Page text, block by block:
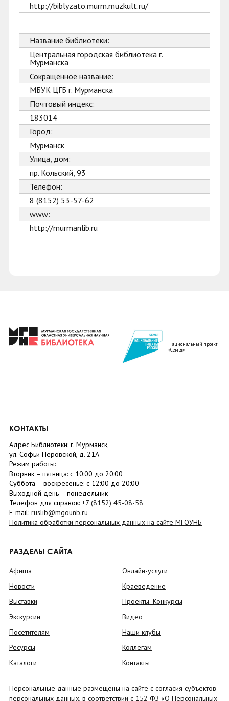
http://biblyzato.murm.muzkult.ru/
Название библиотеки:
Центральная городская библиотека г.
Мурманска
Сокращенное название:
МБУК ЦГБ г. Мурманска
Почтовый индекс:
183014
Город:
Мурманск
Улица, дом:
пр. Кольский, 93
Телефон:
8 (8152) 53-57-62
www:
http://murmanlib.ru
Национальный проект
«Семья»
КОНТАКТЫ
Адрес Библиотеки: г. Мурманск,
ул. Софьи Перовской, д. 21А
Режим работы:
Вторник – пятница: с 10:00 до 20:00
Суббота – воскресенье: c 12:00 до 20:00
Выходной день – понедельник
Телефон для справок: +7 (8152) 45-08-58
E-mail: ruslib@mgounb.ru
Политика обработки персональных данных на сайте МГОУНБ
РАЗДЕЛЫ САЙТА
Афиша
Новости
Выставки
Экскурсии
Посетителям
Ресурсы
Каталоги
Онлайн-услуги
Краеведение
Проекты. Конкурсы
Видео
Наши клубы
Коллегам
Контакты
Персональные данные размещены на сайте с согласия субъектов
персональных данных, в соответствии с 152 ФЗ «О Персональных